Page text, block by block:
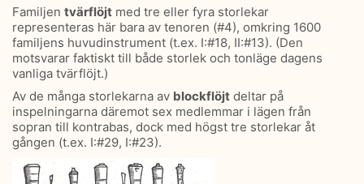
Familjen tvärflöjt med tre eller fyra storlekar
representeras här bara av tenoren (#4), omkring 1600
familjens huvudinstrument (t.ex. I:#18, II:#13). (Den
motsvarar faktiskt till både storlek och tonläge dagens
vanliga tvärflöjt.)
Av de många storlekarna av blockflöjt deltar på
inspelningarna däremot sex medlemmar i lägen från
sopran till kontrabas, dock med högst tre storlekar åt
gången (t.ex. I:#29, I:#23).